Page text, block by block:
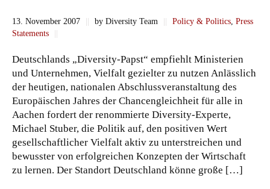
13. November 2007 || by Diversity Team || Policy & Politics Press
Statements
||
Deutschlands „Diversity-Papst“ empfiehlt Ministerien
und Unternehmen, Vielfalt gezielter zu nutzen Anlässlich
der heutigen, nationalen Abschlussveranstaltung des
Europäischen Jahres der Chancengleichheit für alle in
Aachen fordert der renommierte Diversity-Experte,
Michael Stuber, die Politik auf, den positiven Wert
gesellschaftlicher Vielfalt aktiv zu unterstreichen und
bewusster von erfolgreichen Konzepten der Wirtschaft
zu lernen. Der Standort Deutschland könne große […]